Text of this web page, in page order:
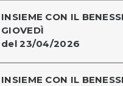
INSIEME CON IL
GIOVEDÌ
del 23/04/2026
INSIEME CON IL